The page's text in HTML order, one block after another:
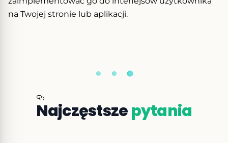
Imię i nazwisko*
na Twojej stronie lub aplikacji.
Najczęstszepytania